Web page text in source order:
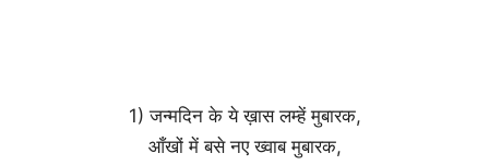
1) जन्मदिन के ये ख़ास लम्हें मुबारक,
आँखों में बसे नए ख्वाब मुबारक,